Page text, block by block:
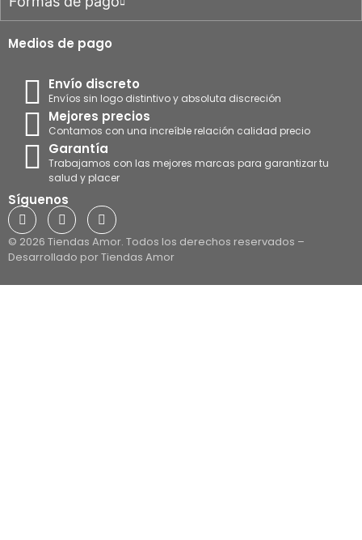
Medios de pago
Envío discreto
Envíos sin logo distintivo y absoluta discreción
Mejores precios
Contamos con una increíble relación calidad precio
Garantía
Trabajamos con las mejores marcas para garantizar tu
salud y placer
Síguenos
© 2026 Tiendas Amor. Todos los derechos reservados –
Desarrollado por Tiendas Amor